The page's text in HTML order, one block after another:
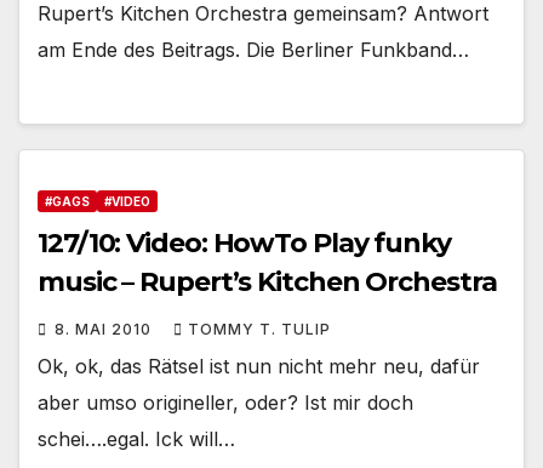
Rupert’s Kitchen Orchestra gemeinsam? Antwort
am Ende des Beitrags. Die Berliner Funkband…
#GAGS #VIDEO
127/10: Video: HowTo Play funky
music – Rupert’s Kitchen Orchestra
8. MAI 2010 TOMMY T. TULIP
Ok, ok, das Rätsel ist nun nicht mehr neu, dafür
aber umso origineller, oder? Ist mir doch
schei….egal. Ick will…